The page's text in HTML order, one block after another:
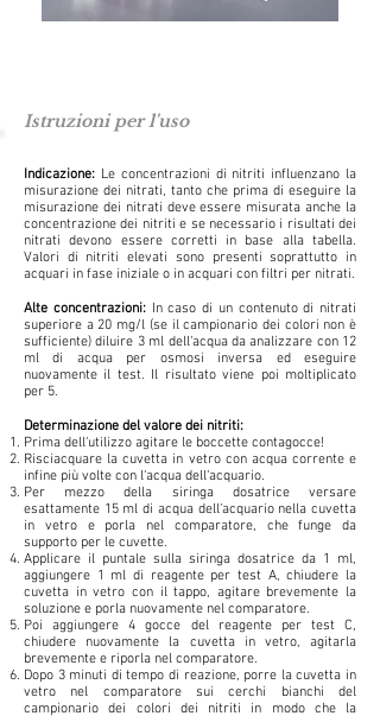
Indicazione: Le concentrazioni di nitriti influenzano la
misurazione dei nitrati, tanto che prima di eseguire la
misurazione dei nitrati deve essere misurata anche la
concentrazione dei nitriti e se necessario i risultati dei
nitrati devono essere corretti in base alla tabella.
Valori di nitriti elevati sono presenti soprattutto in
acquari in fase iniziale o in acquari con filtri per nitrati.
Alte concentrazioni:In caso di un contenuto di nitrati
superiore a 20 mg/l (se il campionario dei colori non è
sufficiente) diluire 3 ml dell‘acqua da analizzare con 12
ml di acqua per osmosi inversa ed eseguire
nuovamente il test. Il risultato viene poi moltiplicato
per 5.
Determinazione del valore dei nitriti:
Prima dell‘utilizzo agitare le boccette contagocce!
Risciacquare la cuvetta in vetro con acqua corrente e
infine più volte con l‘acqua dell‘acquario.
Per mezzo della siringa dosatrice versare
esattamente 15 ml di acqua dell‘acquario nella cuvetta
in vetro e porla nel comparatore, che funge da
supporto per le cuvette.
Applicare il puntale sulla siringa dosatrice da 1 ml,
aggiungere 1 ml di reagente per test A, chiudere la
cuvetta in vetro con il tappo, agitare brevemente la
soluzione e porla nuovamente nel comparatore.
Poi aggiungere 4 gocce del reagente per test C,
chiudere nuovamente la cuvetta in vetro, agitarla
brevemente e riporla nel comparatore.
Dopo 3 minuti di tempo di reazione, porre la cuvetta in
vetro nel comparatore sui cerchi bianchi del
campionario dei colori dei nitriti in modo che la
Istruzioni per l'uso